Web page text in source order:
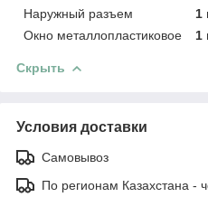
Наружный разъем
1
Окно металлопластиковое
1
Скрыть
Условия доставки
Самовывоз
По регионам Казахстана -